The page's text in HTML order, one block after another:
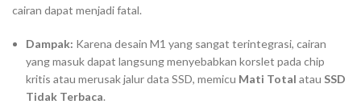
cairan dapat menjadi fatal.
Dampak: Karena desain M1 yang sangat terintegrasi, cairan
yang masuk dapat langsung menyebabkan korslet pada chip
kritis atau merusak jalur data SSD, memicu Mati Total atau SSD
Tidak Terbaca.